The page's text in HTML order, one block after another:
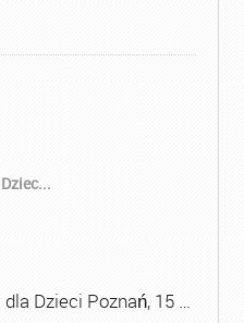
Dzieci Poznań, 15 …